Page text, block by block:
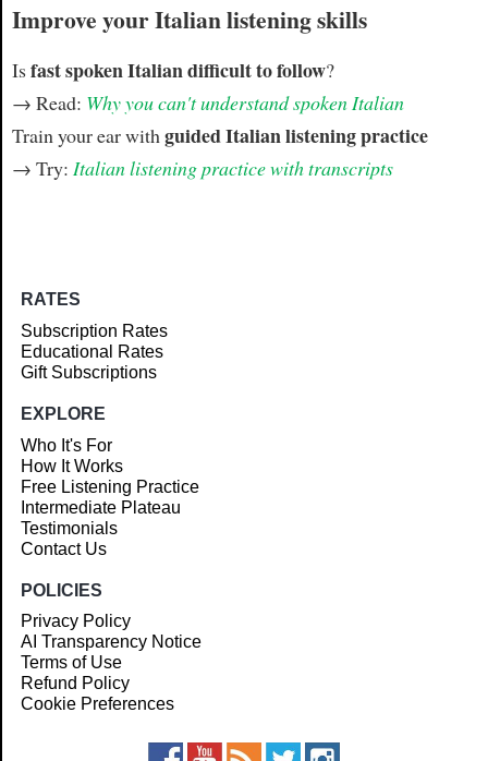
Improve your Italian listening skills
Isfast spoken Italian difficult to follow?
→ Read: Why you can't understand spoken Italian
Train your ear with guided Italian listening practice
→ Try: Italian listening practice with transcripts
RATES
Subscription Rates
Educational Rates
Gift Subscriptions
EXPLORE
Who It's For
How It Works
Free Listening Practice
Intermediate Plateau
Testimonials
Contact Us
POLICIES
Privacy Policy
AI Transparency Notice
Terms of Use
Refund Policy
Cookie Preferences